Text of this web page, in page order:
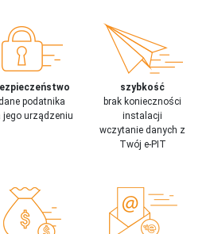
podatnika
jego urządzeniu
szybkość
brak konieczności
instalacji
wczytanie danych z
Twój e-PIT